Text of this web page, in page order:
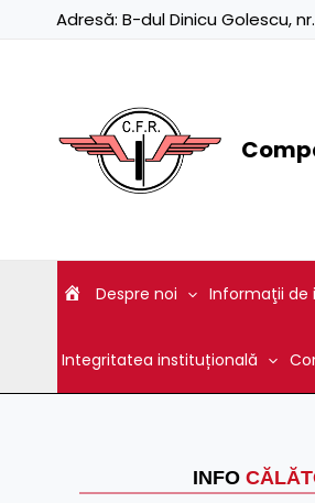
Adresă: B-dul Dinicu Golescu,
Despre noi Informaţii de
Integritatea instituțională
INFO